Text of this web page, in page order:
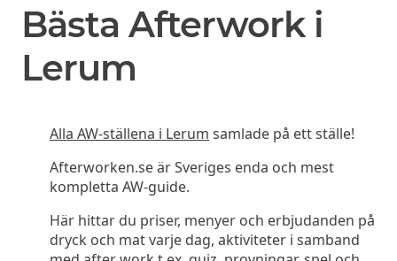
Bästa Afterwork i
Lerum
Alla AW-ställena i Lerum samlade på ett ställe!
Afterworken.se är Sveriges enda och mest
kompletta AW-guide.
Här hittar du priser, menyer och erbjudanden på
dryck och mat varje dag, aktiviteter i samband